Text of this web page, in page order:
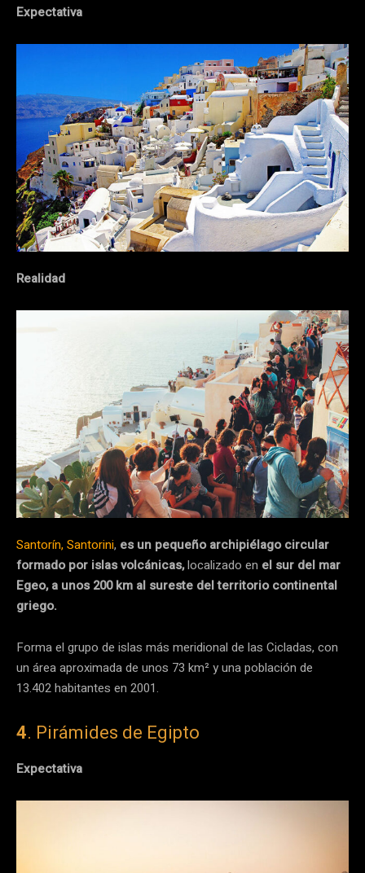
Expectativa
Realidad
Santorín, Santorini, es un pequeño archipiélago circular
formado por islas volcánicas,localizado en el sur del mar
Egeo, a unos 200 km al sureste del territorio continental
griego.
Forma el grupo de islas más meridional de las Cicladas, con
un área aproximada de unos 73 km² y una población de
13.402 habitantes en 2001.
4. Pirámides de Egipto
Expectativa